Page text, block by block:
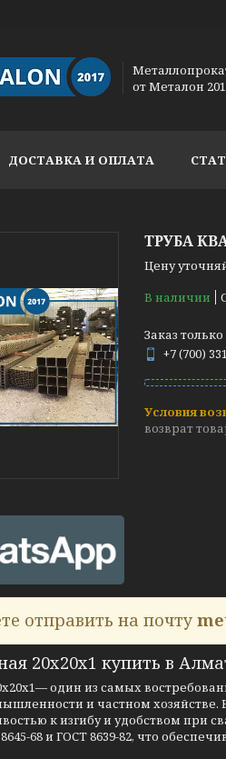
от Металон
ДОСТАВКА И ОПЛАТА
ТРУБА
Цену
В наличии
Заказ
+7 (700)
возврат
отправить на почту
20х20х1 купить в
один из самых
и частном
к изгибу и удобством при
68 и ГОСТ 8639-82, что